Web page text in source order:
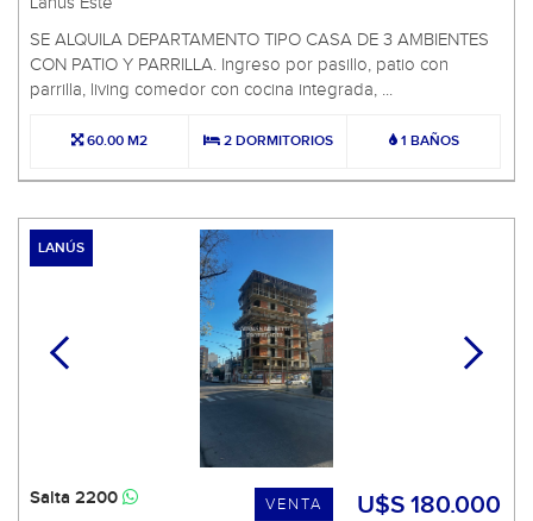
SE ALQUILA DEPARTAMENTO TIPO CASA DE 3 AMBIENTES
CON PATIO Y PARRILLA. Ingreso por pasillo, patio con
parrilla, living comedor con cocina integrada, ...
60.00 M2 2 DORMITORIOS 1 BAÑOS
LANÚS
U$S 180.000
VENTA
Salta 2200